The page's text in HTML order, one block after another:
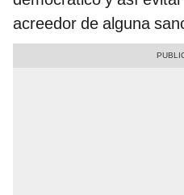
acreedor de alguna